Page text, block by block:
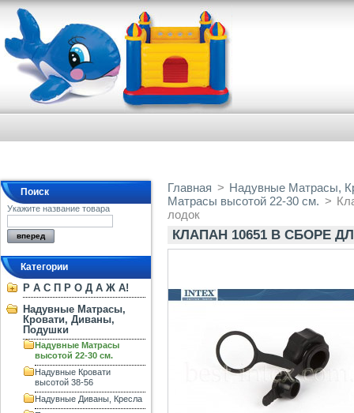
Поиск
Укажите название товара
Категории
Р А С П Р О Д А Ж А!
Надувные Матрасы,
Кровати, Диваны,
Подушки
Надувные Матрасы
высотой 22-30 см.
Надувные Кровати
высотой 38-56
Надувные Диваны, Кресла
Главная > Надувные Матрасы,
Матрасы высотой 22-30 см. >
лодок
КЛАПАН 10651 В СБОРЕ